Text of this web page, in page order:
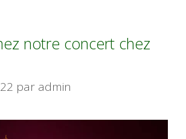
notre concert chez
par admin